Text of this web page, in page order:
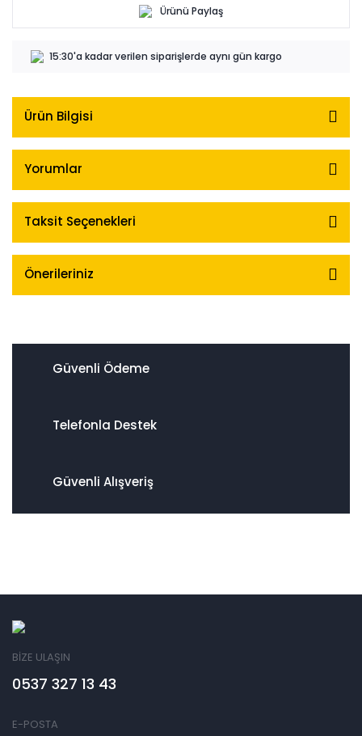
Ürünü Paylaş
15:30'a kadar verilen siparişlerde aynı gün kargo
Ürün Bilgisi
Yorumlar
Taksit Seçenekleri
Önerileriniz
Güvenli Ödeme
Telefonla Destek
Güvenli Alışveriş
BİZE ULAŞIN
0537 327 13 43
E-POSTA